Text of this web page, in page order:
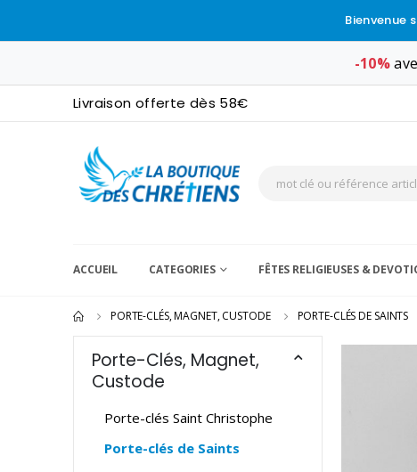
Bienvenue
-10%
Livraison offerte dès 58€
ACCUEIL CATEGORIES FÊTES RELIGIEUSES &
PORTE-CLÉS, MAGNET, CUSTODE PORTE-CLÉS DE SAINTS
Porte-Clés, Magnet,
Custode
Porte-clés Saint Christophe
Porte-clés de Saints